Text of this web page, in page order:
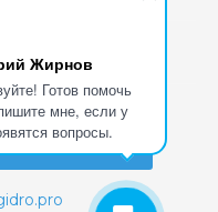
Жирнов
Готов помочь
мне, если у
вопросы.
звонок